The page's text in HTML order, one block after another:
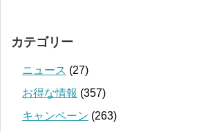
カテゴリー
ニュース (27)
お得な情報 (357)
キャンペーン (263)